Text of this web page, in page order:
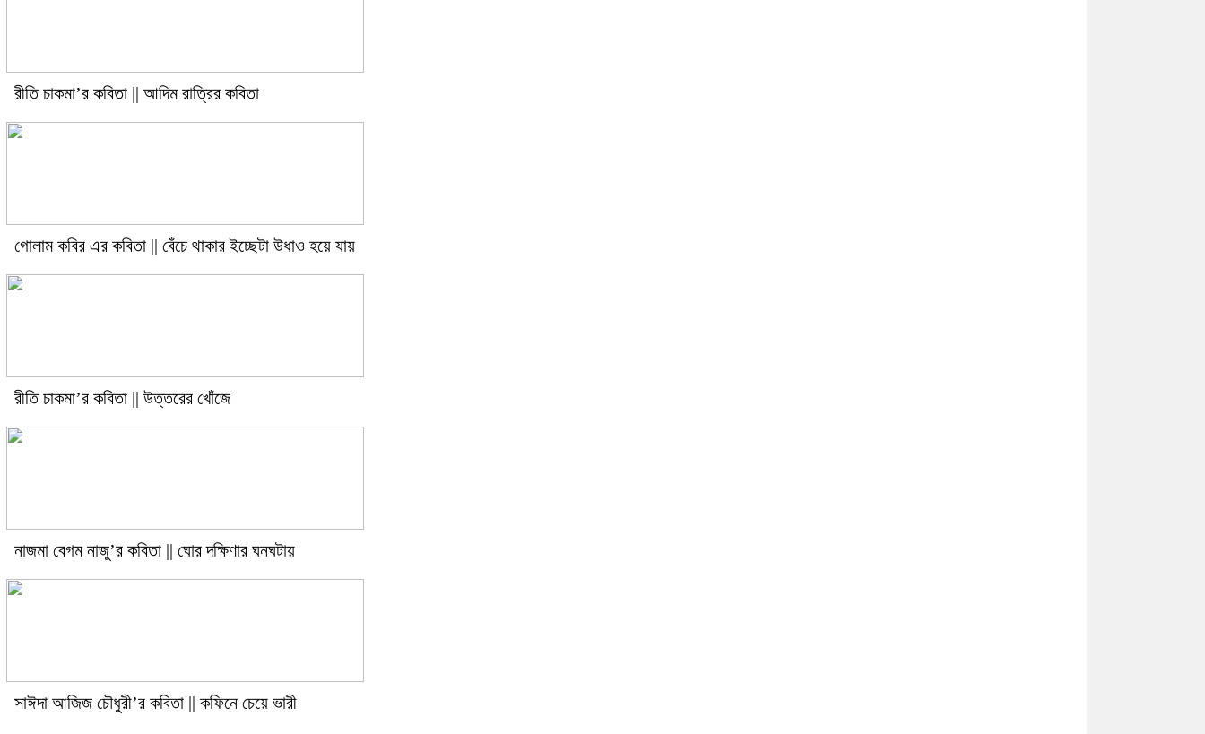
রীতি চাকমা’র কবিতা || আদিম রাত্রির কবিতা
গোলাম কবির এর কবিতা || বেঁচে থাকার ইচ্ছেটা উধাও হয়ে যায়
রীতি চাকমা’র কবিতা || উত্তরের খোঁজে
নাজমা বেগম নাজু’র কবিতা || ঘোর দক্ষিণার ঘনঘটায়
সাঈদা আজিজ চৌধুরী’র কবিতা || কফিনে চেয়ে ভারী